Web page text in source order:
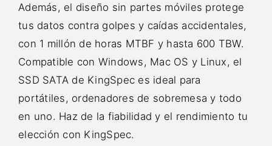
Además, el diseño sin partes móviles protege
tus datos contra golpes y caídas accidentales,
con 1 millón de horas MTBF y hasta 600 TBW.
Compatible con Windows, Mac OS y Linux, el
SSD SATA de KingSpec es ideal para
portátiles, ordenadores de sobremesa y todo
en uno. Haz de la fiabilidad y el rendimiento tu
elección con KingSpec.